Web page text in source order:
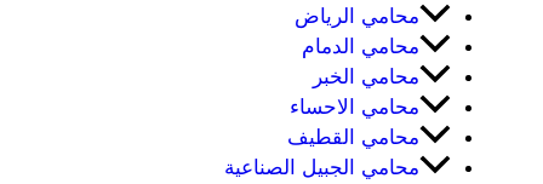
محامي الرياض
محامي الدمام
محامي الخبر
محامي الاحساء
محامي القطيف
محامي الجبيل الصناعية